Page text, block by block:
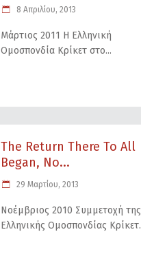
8 Απριλίου, 2013
Μάρτιος 2011 Η Ελληνική
Ομοσπονδία Κρίκετ στο
The Return There To All
Began, Νο...
29 Μαρτίου, 2013
Νοέμβριος 2010 Συμμετοχή της
Ελληνικής Ομοσπονδίας Κρίκετ